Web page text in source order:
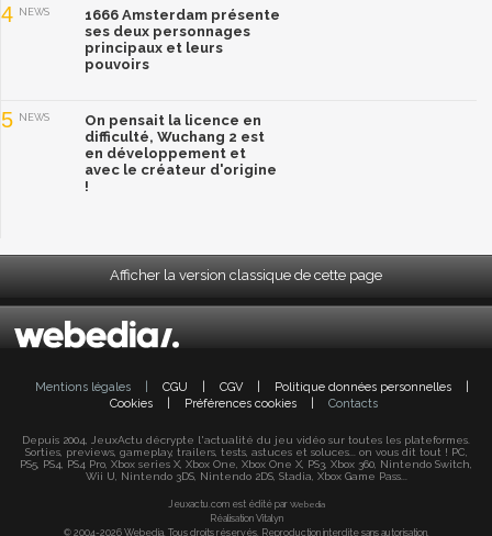
4 NEWS
1666 Amsterdam présente
ses deux personnages
principaux et leurs
pouvoirs
5 NEWS
On pensait la licence en
difficulté, Wuchang 2 est
en développement et
avec le créateur d'origine
!
Afficher la version classique de cette page
Mentions légales CGU CGV Politique données personnelles
Cookies
Préférences cookies Contacts
Depuis 2004, JeuxActu décrypte l'actualité du jeu vidéo sur toutes les plateformes.
Sorties, previews, gameplay, trailers, tests, astuces et soluces... on vous dit tout ! PC,
PS5, PS4, PS4 Pro, Xbox series X, Xbox One, Xbox One X, PS3, Xbox 360, Nintendo Switch,
Wii U, Nintendo 3DS, Nintendo 2DS, Stadia, Xbox Game Pass...
Jeuxactu.com est édité par Webedia
Réalisation Vitalyn
© 2004-2026 Webedia. Tous droits réservés. Reproduction interdite sans autorisation.